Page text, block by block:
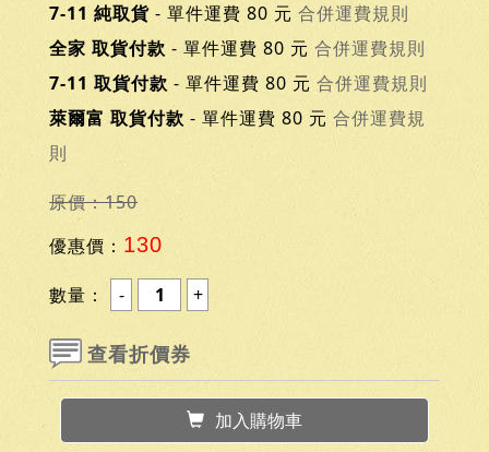
7-11 純取貨 - 單件運費 80 元 合併運費規則
全家 取貨付款 - 單件運費 80 元 合併運費規則
7-11 取貨付款 - 單件運費 80 元 合併運費規則
萊爾富 取貨付款 - 單件運費 80 元 合併運費規
則
原價：150
優惠價： 130
數量：
查看折價券
加入購物車